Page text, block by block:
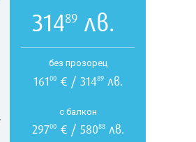
31489 лв.
без прозорец
16100€ / 31489лв.
с балкон
29700€ / 58088лв.